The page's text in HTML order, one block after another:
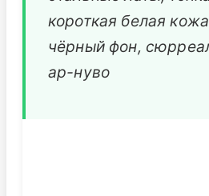
короткая белая
чёрный фон,
ар-нуво